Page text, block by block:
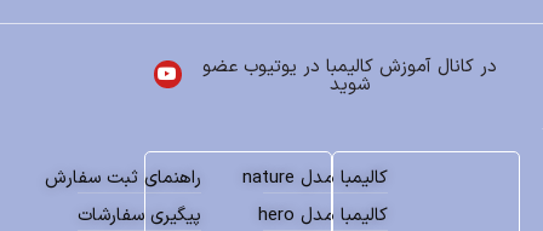
در کانال آموزش کالیمبا در یوتیوب عضو
شوید
کالیمبا مدل nature
کالیمبا مدل hero
راهنمای ثبت سفارش
پیگیری سفارشات